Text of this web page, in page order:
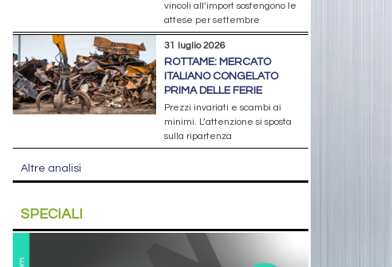
vincoli all’import sostengono le
attese per settembre
31 luglio 2026
ROTTAME: MERCATO
ITALIANO CONGELATO
PRIMA DELLE FERIE
Prezzi invariati e scambi ai
minimi. L’attenzione si sposta
sulla ripartenza
Altre analisi
SPECIALI